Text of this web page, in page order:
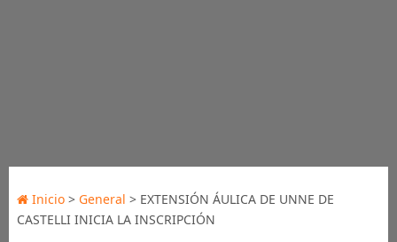
Inicio> General > EXTENSIÓN ÁULICA DE UNNE DE
CASTELLI INICIA LA INSCRIPCIÓN